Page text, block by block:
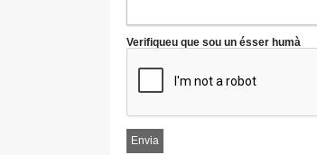
Verifiqueu que sou un ésser humà